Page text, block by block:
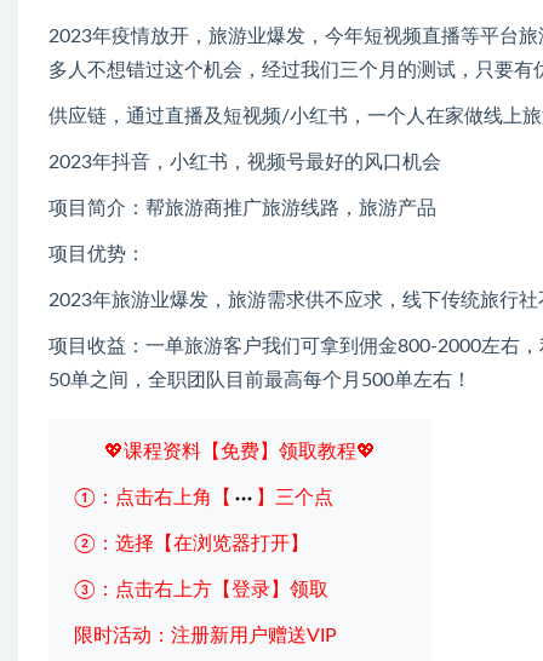
2023年疫情放开，旅游业爆发，今年短视频直播等平台
多人不想错过这个机会，经过我们三个月的测试，只要有
供应链，通过直播及短视频/小红书，一个人在家做线上
2023年抖音，小红书，视频号最好的风口机会
项目简介：帮旅游商推广旅游线路，旅游产品
项目优势：
2023年旅游业爆发，旅游需求供不应求，线下传统旅行
项目收益：一单旅游客户我们可拿到佣金800-2000左右
50单之间，全职团队目前最高每个月500单左右！
💖课程资料【免费】领取教程💖
①：点击右上角【 】三个点
②：选择【在浏览器打开】
③：点击右上方【登录】领取
限时活动：注册新用户赠送VIP